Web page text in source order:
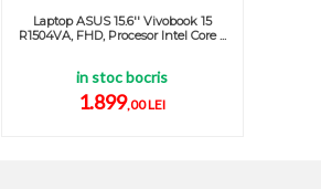
Laptop ASUS 15.6'' Vivobook 15
R1504VA, FHD, Procesor Intel Core ...
in stoc bocris
1.899,00 LEI